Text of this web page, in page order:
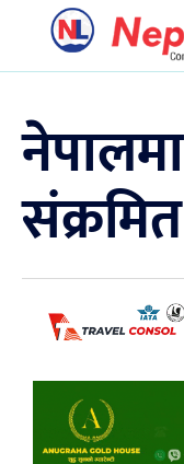
संक्रमित